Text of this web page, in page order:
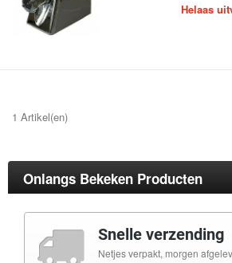
Helaas
1 Artikel(en)
Onlangs Bekeken Producten
Snelle verzending
Netjes verpakt, morgen